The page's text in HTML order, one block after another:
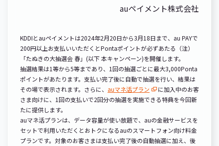
auペイメント株式会社
KDDIとauペイメントは2024年2月20日から3月18日まで、au PAYで
200円以上お支払いいただくとPontaポイントが必ずあたる（注）
「たぬきの大抽選会 春」(以下 本キャンペーン)を開催します。
抽選結果は1等から5等まであり、1回の抽選ごとに最大3,000Ponta
ポイントがあたります。支払い完了後に自動で抽選を行い、結果は
その場で表示されます。さらに、 auマネ活プラン
に加入中のお客
さま向けに、1回の支払いで2回分の抽選を実施できる特典を今回新
たに提供します。
auマネ活プランは、データ容量が使い放題で、auの金融サービスを
セットで利用いただくとおトクになるauのスマートフォン向け料金
プランです。対象のお客さまは支払い完了後の自動抽選に加え、後